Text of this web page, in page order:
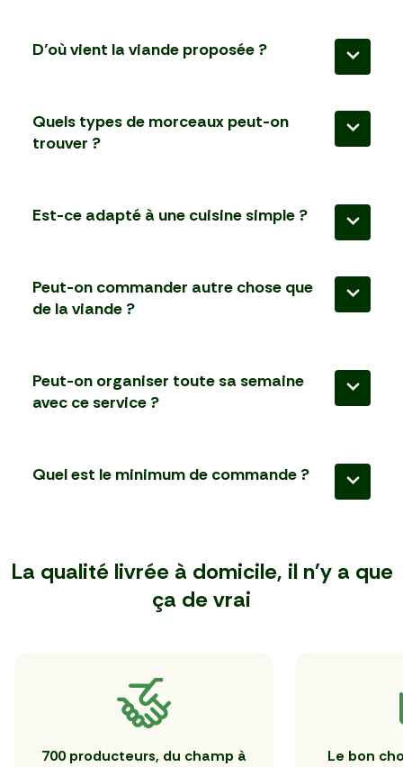
D’où vient la viande proposée ?
portée à l’origine et aux méthodes d’élevage.
Quels types de morceaux peut-on
trouver ?
Est-ce adapté à une cuisine simple ?
Peut-on commander autre chose que
de la viande ?
Peut-on organiser toute sa semaine
avec ce service ?
d’accompagnements.
Quel est le minimum de commande ?
La qualité livrée à domicile, il n'y a que
ça de vrai
700 producteurs, du champ à
Le bon